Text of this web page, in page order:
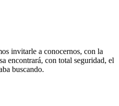
invitarle a conocernos, con la
encontrará, con total seguridad, el
buscando.